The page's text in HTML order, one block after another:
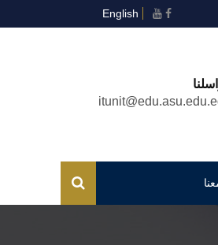
English